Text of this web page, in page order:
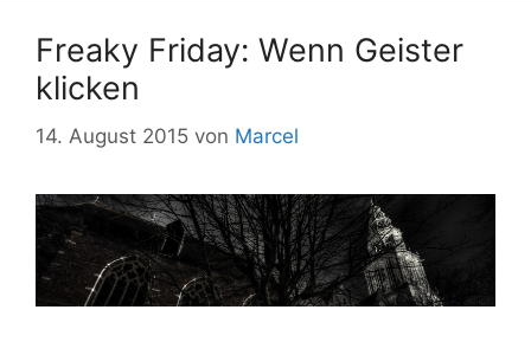
Freaky Friday: Wenn Geister
klicken
14. August 2015 von Marcel